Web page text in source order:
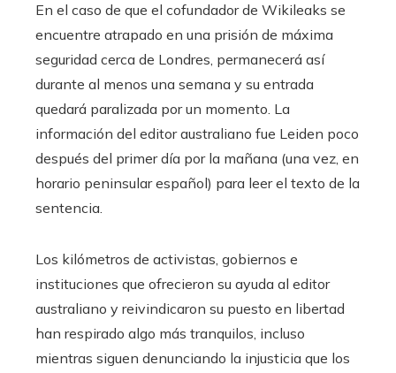
En el caso de que el cofundador de Wikileaks se
encuentre atrapado en una prisión de máxima
seguridad cerca de Londres, permanecerá así
durante al menos una semana y su entrada
quedará paralizada por un momento. La
información del editor australiano fue Leiden poco
después del primer día por la mañana (una vez, en
horario peninsular español) para leer el texto de la
sentencia.
Los kilómetros de activistas, gobiernos e
instituciones que ofrecieron su ayuda al editor
australiano y reivindicaron su puesto en libertad
han respirado algo más tranquilos, incluso
mientras siguen denunciando la injusticia que los